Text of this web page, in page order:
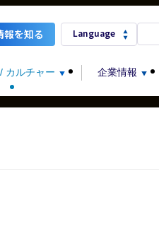
報を知る Language
カルチャー 企業情報